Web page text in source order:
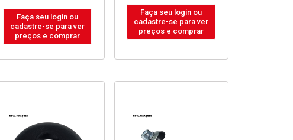
Faça seu login ou
cadastre-se para ver
preços e comprar
Faça seu login ou
cadastre-se para ver
preços e comprar